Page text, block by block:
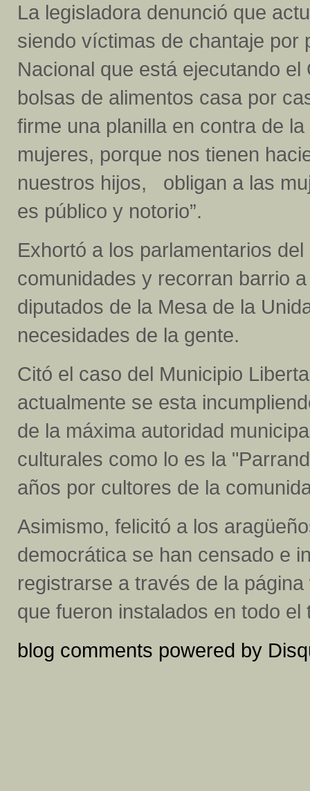
La legisladora denunció que
siendo víctimas de chantaje por
Nacional que está ejecutando
bolsas de alimentos casa por
firme una planilla en contra de
mujeres, porque nos tienen
nuestros hijos, obligan a las
es público y notorio”.
Exhortó a los parlamentarios
comunidades y recorran barrio
diputados de la Mesa de la
necesidades de la gente.
Citó el caso del Municipio
actualmente se esta
de la máxima autoridad
culturales como lo es la
años por cultores de la
Asimismo, felicitó a los
democrática se han censado e
registrarse a través de la
que fueron instalados en todo
blog comments powered by